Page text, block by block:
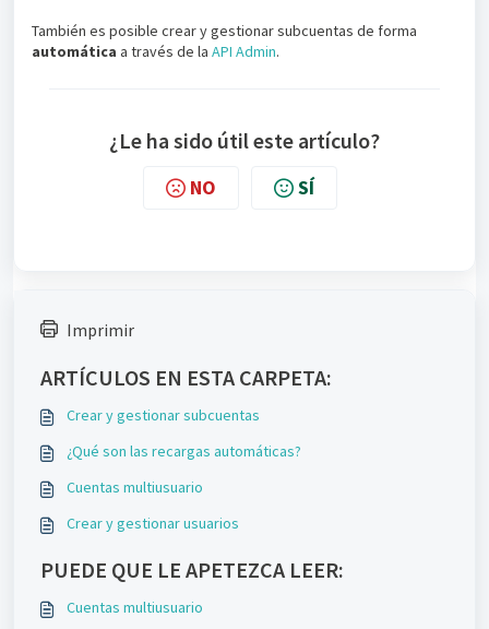
También es posible crear y gestionar subcuentas de forma
automática a través de la API Admin.
¿Le ha sido útil este artículo?
NO SÍ
Imprimir
ARTÍCULOS EN ESTA CARPETA:
Crear y gestionar subcuentas
¿Qué son las recargas automáticas?
Cuentas multiusuario
Crear y gestionar usuarios
PUEDE QUE LE APETEZCA LEER:
Cuentas multiusuario